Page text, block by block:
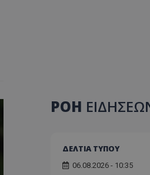
ΡΟΗ
ΔΕΛΤΙΑ ΤΥΠΟΥ
06.08.2026 - 10:35